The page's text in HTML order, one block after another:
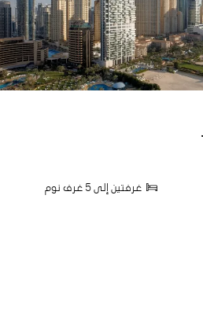
غرفتين إلى 5 غرف نوم